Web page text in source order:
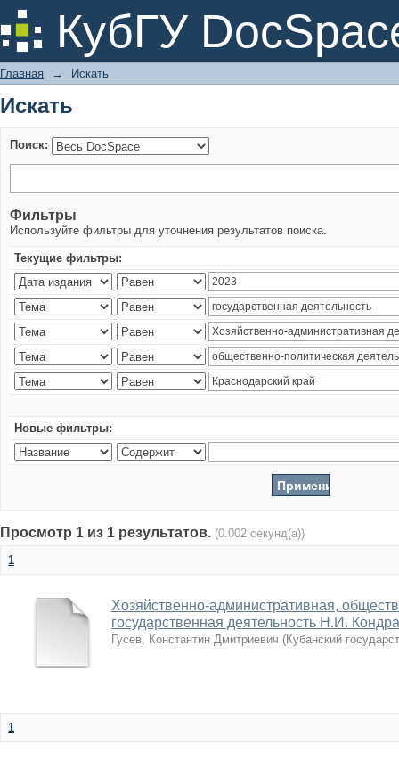
КубГУ
Искать
Главная → Искать
Искать
Поиск:
Фильтры
Используйте фильтры для уточнения результатов поиска.
Текущие фильтры:
Новые фильтры:
Просмотр 1 из 1 результатов. (0.002 секунд(а))
1
Хозяйственно-административная,
государственная деятельность Н.И.
Гусев, Константин Дмитриевич (Кубанский
1